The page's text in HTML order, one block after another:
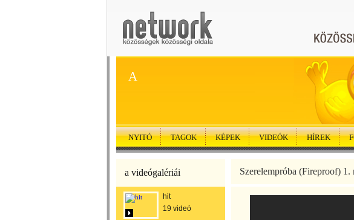
A
NYITÓ TAGOK KÉPEK VIDEÓK HÍREK
a videógalériái
hit
19 videó
Szerelempróba (Fireproof) 1.